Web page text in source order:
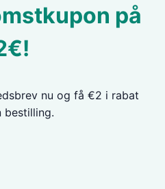
på
nu og få €2 i rabat
bestilling.